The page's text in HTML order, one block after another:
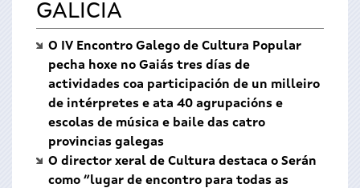
GALICIA
O IV Encontro Galego de Cultura Popular
pecha hoxe no Gaiás tres días de
actividades coa participación de un milleiro
de intérpretes e ata 40 agrupacións e
escolas de música e baile das catro
provincias galegas
O director xeral de Cultura destaca o Serán
como “lugar de encontro para todas as